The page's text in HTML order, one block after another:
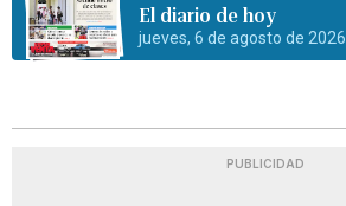
El diario de hoy
jueves, 6 de agosto de 2026
PUBLICIDAD